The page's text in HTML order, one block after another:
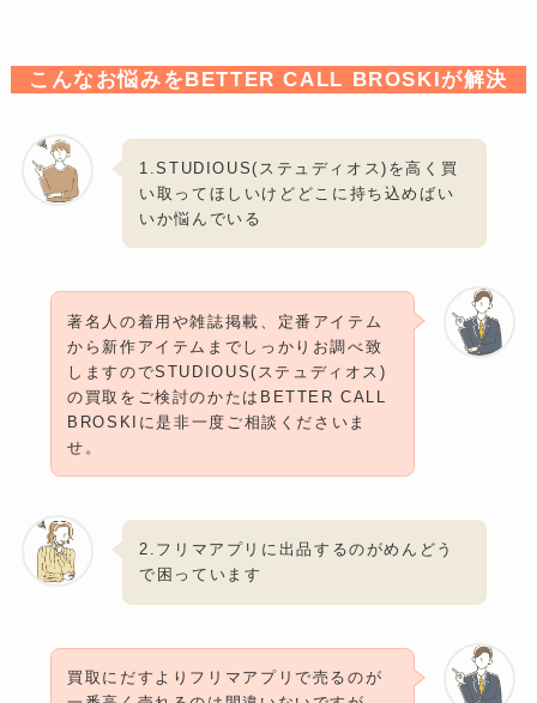
こんなお悩みをBETTER CALL BROSKIが解決
1.STUDIOUS(ステュディオス)を高く買
い取ってほしいけどどこに持ち込めばい
いか悩んでいる
著名人の着用や雑誌掲載、定番アイテム
から新作アイテムまでしっかりお調べ致
しますのでSTUDIOUS(ステュディオス)
の買取をご検討のかたはBETTER CALL
BROSKIに是非一度ご相談くださいま
せ。
2.フリマアプリに出品するのがめんどう
で困っています
買取にだすよりフリマアプリで売るのが